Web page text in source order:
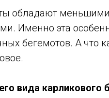
обладают
Именно эта
бегемотов. А что
вида карликового